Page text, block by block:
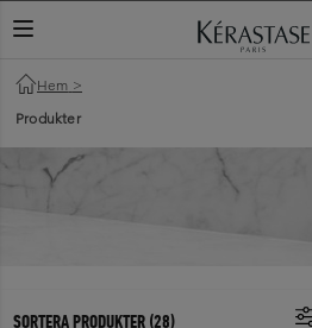
VÄXLA NAVIGERING
Hem >
Produkter
SORTERA PRODUKTER (28)